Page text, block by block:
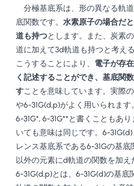
分極基底系は、形の異なる軌
底関数です。 水素原子の場合だ
道も持つとします。また、炭素
道に加えて3d軌道も持つと考え
こうすることにより、 電子が存
く記述することができ、基底関
すことを意味しています。実際
や6-31G(d,p)がよく用いられま
6-31G*, 6-31G**と書くこともあ
いても意味は同じです。6-
レンス基底系である6-31Gの基
以外の元素にd軌道の関数を加え
6-31G(d,p)とは、6-31G(d)の基